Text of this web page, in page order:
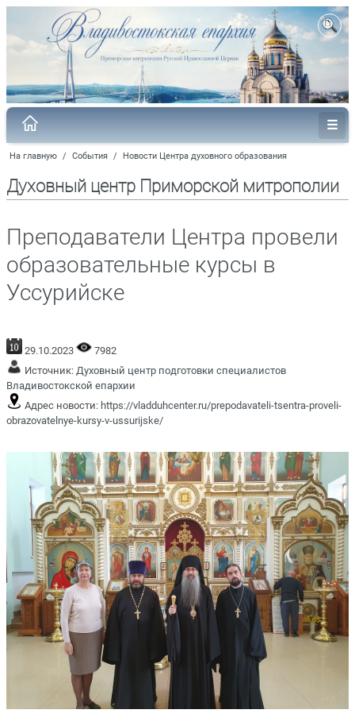
На главную / События / Новости Центра духовного образования
Духовный центр Приморской митрополии
Преподаватели Центра провели
образовательные курсы в
Уссурийске
29.10.2023
7982
Источник: Духовный центр подготовки специалистов
Владивостокской епархии
Адрес новости: https://vladduhcenter.ru/prepodavateli-tsentra-proveli-
obrazovatelnye-kursy-v-ussurijske/